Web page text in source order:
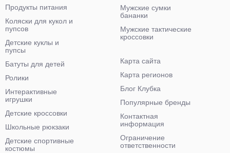
Мужские сумки
бананки
Мужские тактические
кроссовки
Продукты питания
Коляски для кукол и
пупсов
Детские куклы и
пупсы
Батуты для детей
Ролики
Интерактивные
игрушки
Детские кроссовки
Школьные рюкзаки
Детские спортивные
костюмы
Карта сайта
Карта регионов
Блог Клубка
Популярные бренды
Контактная
информация
Ограничение
ответственности